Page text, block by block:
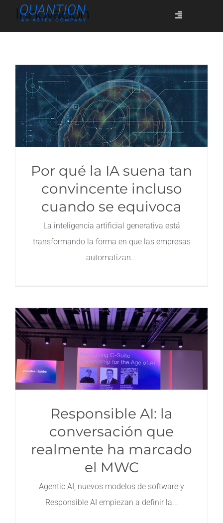
Toggle
Quiénes somos
Casos de éxito
Contacto
Innovación
Por qué la IA suena tan
convincente incluso
cuando se equivoca
La inteligencia artificial generativa está
transformando la forma en que las empresas
automatizan
Responsible AI: la
conversación que
realmente ha marcado
el MWC
Agentic AI, nuevos modelos de software y
Responsible AI empiezan a definir la